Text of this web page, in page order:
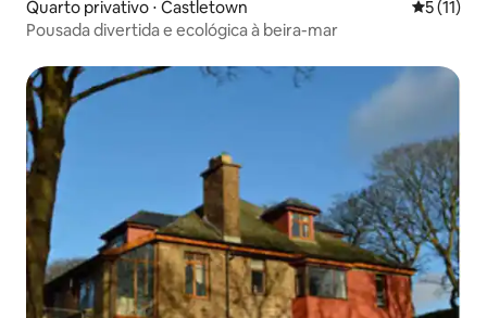
Quarto privativo ⋅ Castletown 5 de uma
5 (11)
Pousada divertida e ecológica à beira-mar